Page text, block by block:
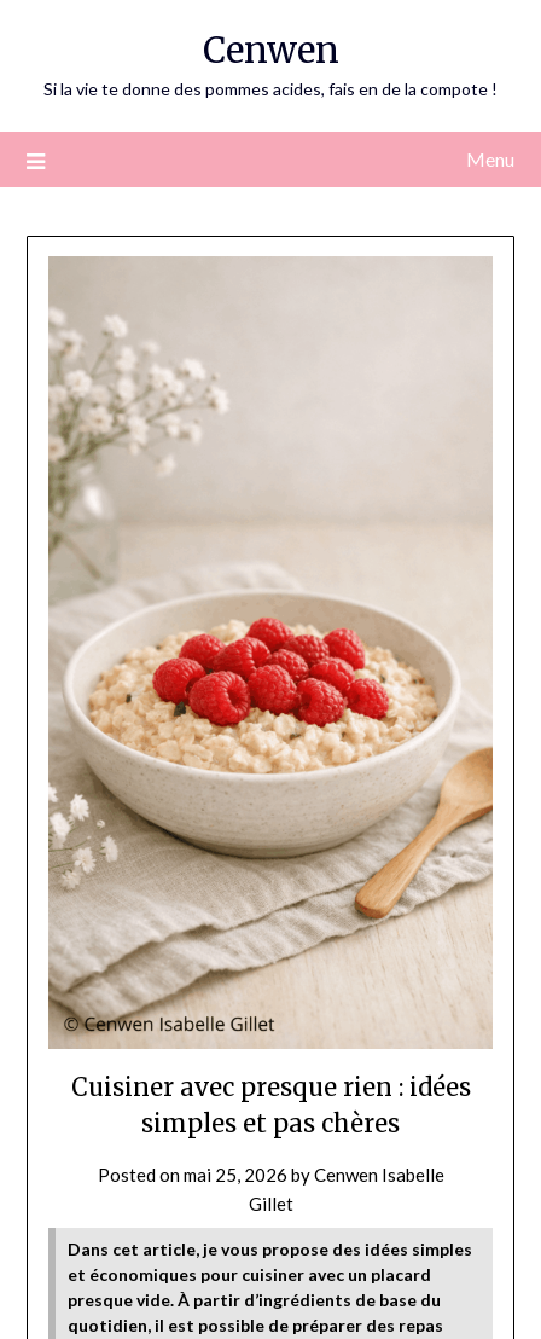
Cenwen
Si la vie te donne des pommes acides, fais en de la compote !
Menu
Cuisiner avec presque rien : idées
simples et pas chères
Posted onmai 25, 2026 byCenwen Isabelle
Gillet
Dans cet article, je vous propose des idées simples
et économiques pour cuisiner avec un placard
presque vide. À partir d’ingrédients de base du
quotidien, il est possible de préparer des repas